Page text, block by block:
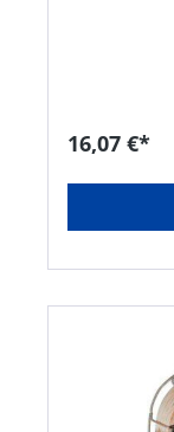
16,07 €*